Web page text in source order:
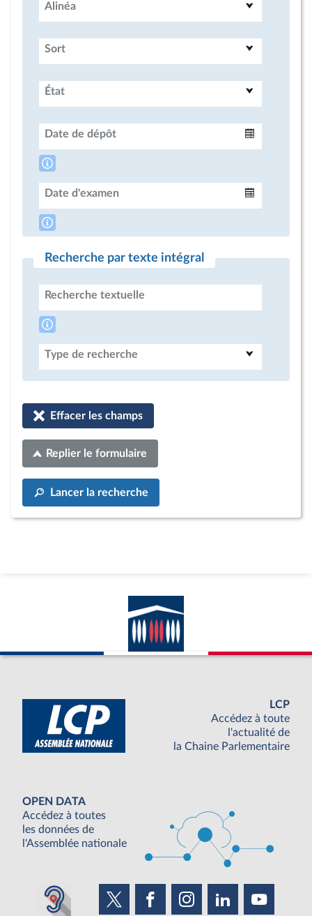
Alinéa
Sort
État
Date de dépôt
Date d'examen
Recherche par texte intégral
Recherche textuelle
Type de recherche
Effacer les champs
Replier le formulaire
Lancer la recherche
LCP
Accédez à toute
l'actualité de
la Chaine Parlementaire
OPEN DATA
Accédez à toutes
les données de
l'Assemblée nationale